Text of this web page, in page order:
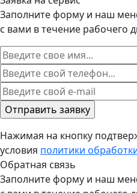
Заполните форму и наш
с вами в течение рабочего
Нажимая на кнопку
условия политики
Обратная связь
Заполните форму и наш